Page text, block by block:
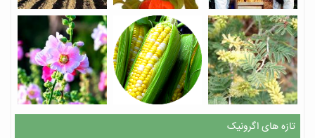
تازه های اگرونیک